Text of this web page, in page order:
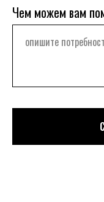
Чем можем вам